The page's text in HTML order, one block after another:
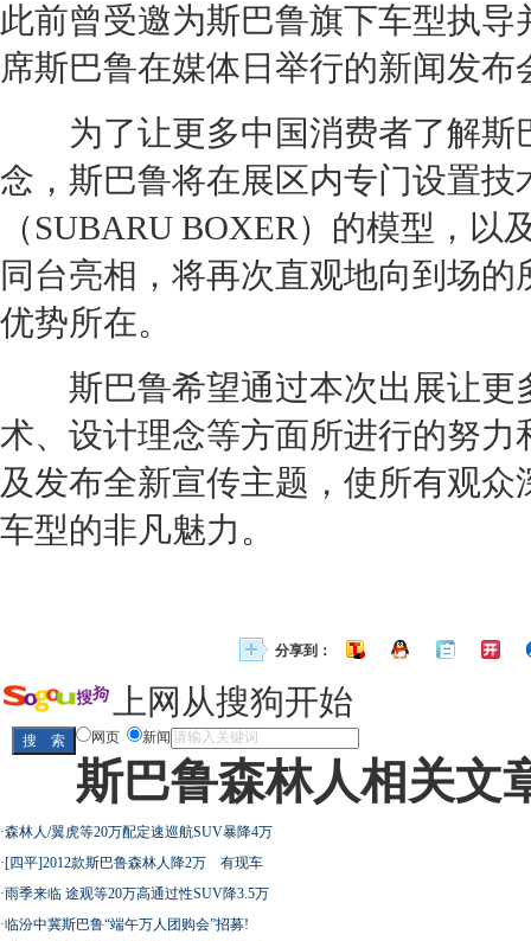
此前曾受邀为斯巴鲁旗下车型执导
席斯巴鲁在媒体日举行的新闻发布
为了让更多中国消费者了解斯
念， 斯巴鲁将在展区内专门设置技
（SUBARU BOXER）的模型，以
同台亮相，将再次直观地向到场的
优势所在。
斯巴鲁希望通过本次出展让更
术、设计理念等方面所进行的努
及发布全新宣传主题，使所有观众
车型的非凡魅力。
分享到：
上网从搜狗开始
网页 新闻
斯巴鲁森林人相关文
·森林人/翼虎等20万配定速巡航SUV暴降4万
·[四平]2012款斯巴鲁森林人降2万 有现车
·雨季来临 途观等20万高通过性SUV降3.5万
·临汾中冀斯巴鲁“端午万人团购会”招募!